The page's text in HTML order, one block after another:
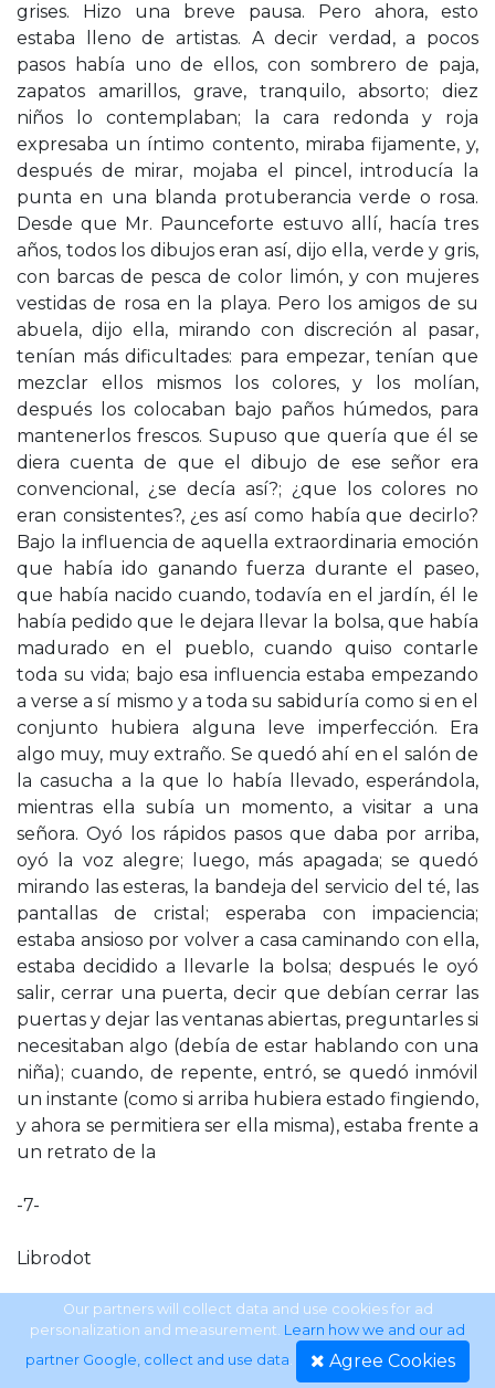
grises. Hizo una breve pausa. Pero ahora, esto
estaba lleno de artistas. A decir verdad, a pocos
pasos había uno de ellos, con sombrero de paja,
zapatos amarillos, grave, tranquilo, absorto; diez
niños lo contemplaban; la cara redonda y roja
expresaba un íntimo contento, miraba fijamente, y,
después de mirar, mojaba el pincel, introducía la
punta en una blanda protuberancia verde o rosa.
Desde que Mr. Paunceforte estuvo allí, hacía tres
años, todos los dibujos eran así, dijo ella, verde y gris,
con barcas de pesca de color limón, y con mujeres
vestidas de rosa en la playa. Pero los amigos de su
abuela, dijo ella, mirando con discreción al pasar,
tenían más dificultades: para empezar, tenían que
mezclar ellos mismos los colores, y los molían,
después los colocaban bajo paños húmedos, para
mantenerlos frescos. Supuso que quería que él se
diera cuenta de que el dibujo de ese señor era
convencional, ¿se decía así?; ¿que los colores no
eran consistentes?, ¿es así como había que decirlo?
Bajo la influencia de aquella extraordinaria emoción
que había ido ganando fuerza durante el paseo,
que había nacido cuando, todavía en el jardín, él le
había pedido que le dejara llevar la bolsa, que había
madurado en el pueblo, cuando quiso contarle
toda su vida; bajo esa influencia estaba empezando
a verse a sí mismo y a toda su sabiduría como si en el
conjunto hubiera alguna leve imperfección. Era
algo muy, muy extraño. Se quedó ahí en el salón de
la casucha a la que lo había llevado, esperándola,
mientras ella subía un momento, a visitar a una
señora. Oyó los rápidos pasos que daba por arriba,
oyó la voz alegre; luego, más apagada; se quedó
mirando las esteras, la bandeja del servicio del té, las
pantallas de cristal; esperaba con impaciencia;
estaba ansioso por volver a casa caminando con ella,
estaba decidido a llevarle la bolsa; después le oyó
salir, cerrar una puerta, decir que debían cerrar las
puertas y dejar las ventanas abiertas, preguntarles si
necesitaban algo (debía de estar hablando con una
niña); cuando, de repente, entró, se quedó inmóvil
un instante (como si arriba hubiera estado fingiendo,
y ahora se permitiera ser ella misma), estaba frente a
un retrato de la
-7-
Librodot
Al Faro
Virginia Woolf
Our partners will collect data and use cookies for ad
personalization and measurement. Learn how we and our ad
partner Google, collect and use data. Agree Cookies